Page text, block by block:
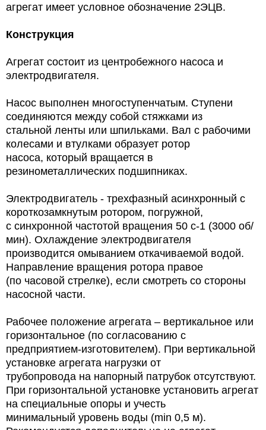
агрегат имеет условное обозначение 2ЭЦВ.
Конструкция
Агрегат состоит из центробежного насоса и
электродвигателя.
Насос выполнен многоступенчатым. Ступени
соединяются между собой стяжками из
стальной ленты или шпильками. Вал с рабочими
колесами и втулками образует ротор
насоса, который вращается в
резинометаллических подшипниках.
Электродвигатель - трехфазный асинхронный с
короткозамкнутым ротором, погружной,
с синхронной частотой вращения 50 с-1 (3000 об/
мин). Охлаждение электродвигателя
производится омыванием откачиваемой водой.
Направление вращения ротора правое
(по часовой стрелке), если смотреть со стороны
насосной части.
Рабочее положение агрегата – вертикальное или
горизонтальное (по согласованию с
предприятием-изготовителем). При вертикальной
установке агрегата нагрузки от
трубопровода на напорный патрубок отсутствуют.
При горизонтальной установке установить агрегат
на специальные опоры и учесть
минимальный уровень воды (min 0,5 м).